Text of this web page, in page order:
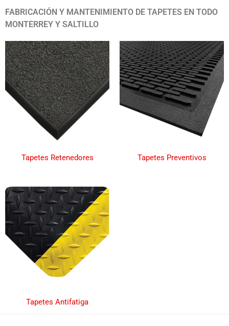
FABRICACIÓN Y MANTENIMIENTO DE TAPETES EN TODO
MONTERREY Y SALTILLO
Tapetes Retenedores Tapetes Preventivos
Tapetes Antifatiga